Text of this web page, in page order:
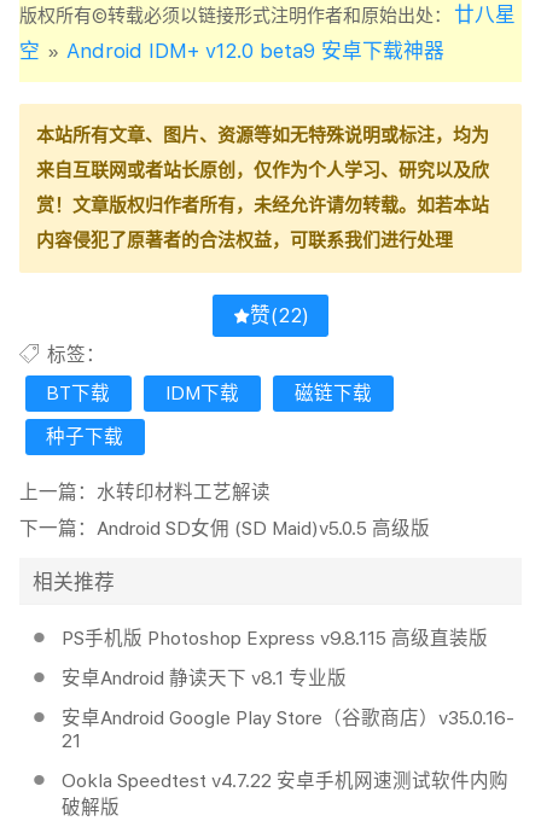
版权所有©转载必须以链接形式注明作者和原始出处：
廿八星
空 » Android IDM+ v12.0 beta9 安卓下载神器
本站所有文章、图片、资源等如无特殊说明或标注，均为
来自互联网或者站长原创，仅作为个人学习、研究以及欣
赏！文章版权归作者所有，未经允许请勿转载。如若本站
内容侵犯了原著者的合法权益，可联系我们进行处理
赞(22)
标签：
BT下载
IDM下载
磁链下载
种子下载
上一篇： 水转印材料工艺解读
下一篇： Android SD女佣 (SD Maid)v5.0.5 高级版
相关推荐
PS手机版 Photoshop Express v9.8.115 高级直装版
安卓Android 静读天下 v8.1 专业版
安卓Android Google Play Store（谷歌商店）v35.0.16-
21
Ookla Speedtest v4.7.22 安卓手机网速测试软件内购
破解版